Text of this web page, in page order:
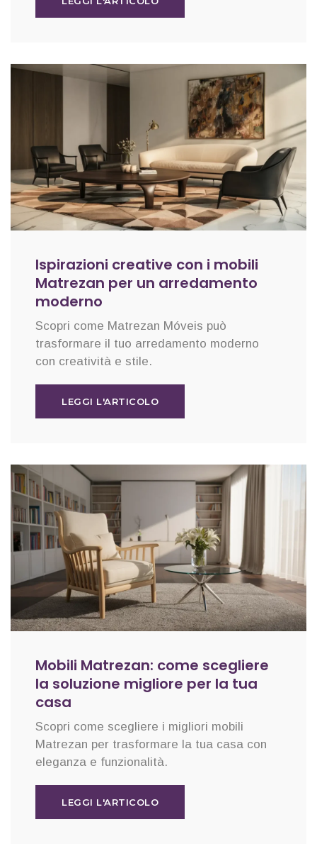
Ispirazioni creative con i mobili
Matrezan per un arredamento
moderno
Scopri come Matrezan Móveis può
trasformare il tuo arredamento moderno
con creatività e stile.
LEGGI L'ARTICOLO
Mobili Matrezan: come scegliere
la soluzione migliore per la tua
casa
Scopri come scegliere i migliori mobili
Matrezan per trasformare la tua casa con
eleganza e funzionalità.
LEGGI L'ARTICOLO